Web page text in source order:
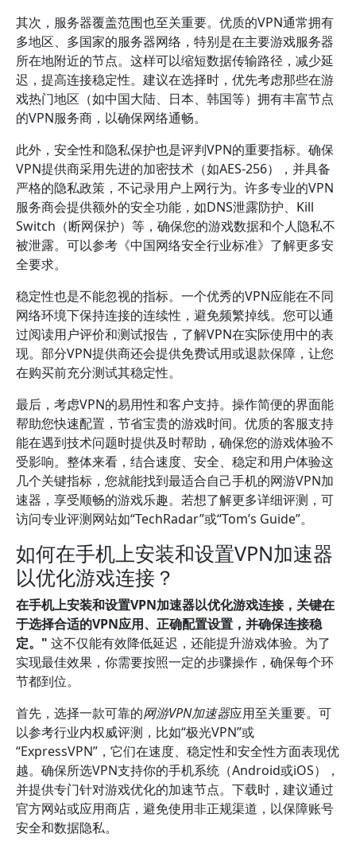
其次，服务器覆盖范围也至关重要。优质的VPN通常拥有
多地区、多国家的服务器网络，特别是在主要游戏服务器
所在地附近的节点。这样可以缩短数据传输路径，减少延
迟，提高连接稳定性。建议在选择时，优先考虑那些在游
戏热门地区（如中国大陆、日本、韩国等）拥有丰富节点
的VPN服务商，以确保网络通畅。
此外，安全性和隐私保护也是评判VPN的重要指标。确保
VPN提供商采用先进的加密技术（如AES-256），并具备
严格的隐私政策，不记录用户上网行为。许多专业的VPN
服务商会提供额外的安全功能，如DNS泄露防护、Kill
Switch（断网保护）等，确保您的游戏数据和个人隐私不
被泄露。可以参考《中国网络安全行业标准》了解更多安
全要求。
稳定性也是不能忽视的指标。一个优秀的VPN应能在不同
网络环境下保持连接的连续性，避免频繁掉线。您可以通
过阅读用户评价和测试报告，了解VPN在实际使用中的表
现。部分VPN提供商还会提供免费试用或退款保障，让您
在购买前充分测试其稳定性。
最后，考虑VPN的易用性和客户支持。操作简便的界面能
帮助您快速配置，节省宝贵的游戏时间。优质的客服支持
能在遇到技术问题时提供及时帮助，确保您的游戏体验不
受影响。整体来看，结合速度、安全、稳定和用户体验这
几个关键指标，您就能找到最适合自己手机的网游VPN加
速器，享受顺畅的游戏乐趣。若想了解更多详细评测，可
访问专业评测网站如“TechRadar”或“Tom’s Guide”。
如何在手机上安装和设置VPN加速器
以优化游戏连接？
在手机上安装和设置VPN加速器以优化游戏连接，关键在
于选择合适的VPN应用、正确配置设置，并确保连接稳
定。" 这不仅能有效降低延迟，还能提升游戏体验。为了
实现最佳效果，你需要按照一定的步骤操作，确保每个环
节都到位。
首先，选择一款可靠的网游VPN加速器应用至关重要。可
以参考行业内权威评测，比如“极光VPN”或
“ExpressVPN”，它们在速度、稳定性和安全性方面表现优
越。确保所选VPN支持你的手机系统（Android或iOS），
并提供专门针对游戏优化的加速节点。下载时，建议通过
官方网站或应用商店，避免使用非正规渠道，以保障账号
安全和数据隐私。